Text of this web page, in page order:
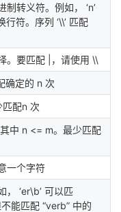
转义符。例如， ‘n’
行符。序列 ‘\\’ 匹配
。要匹配 |，请使用 \\
确定的 n 次
配n 次
中 n <= m。最少匹配
一个字符
， ‘er\b’ 可以匹
能匹配 “verb” 中的